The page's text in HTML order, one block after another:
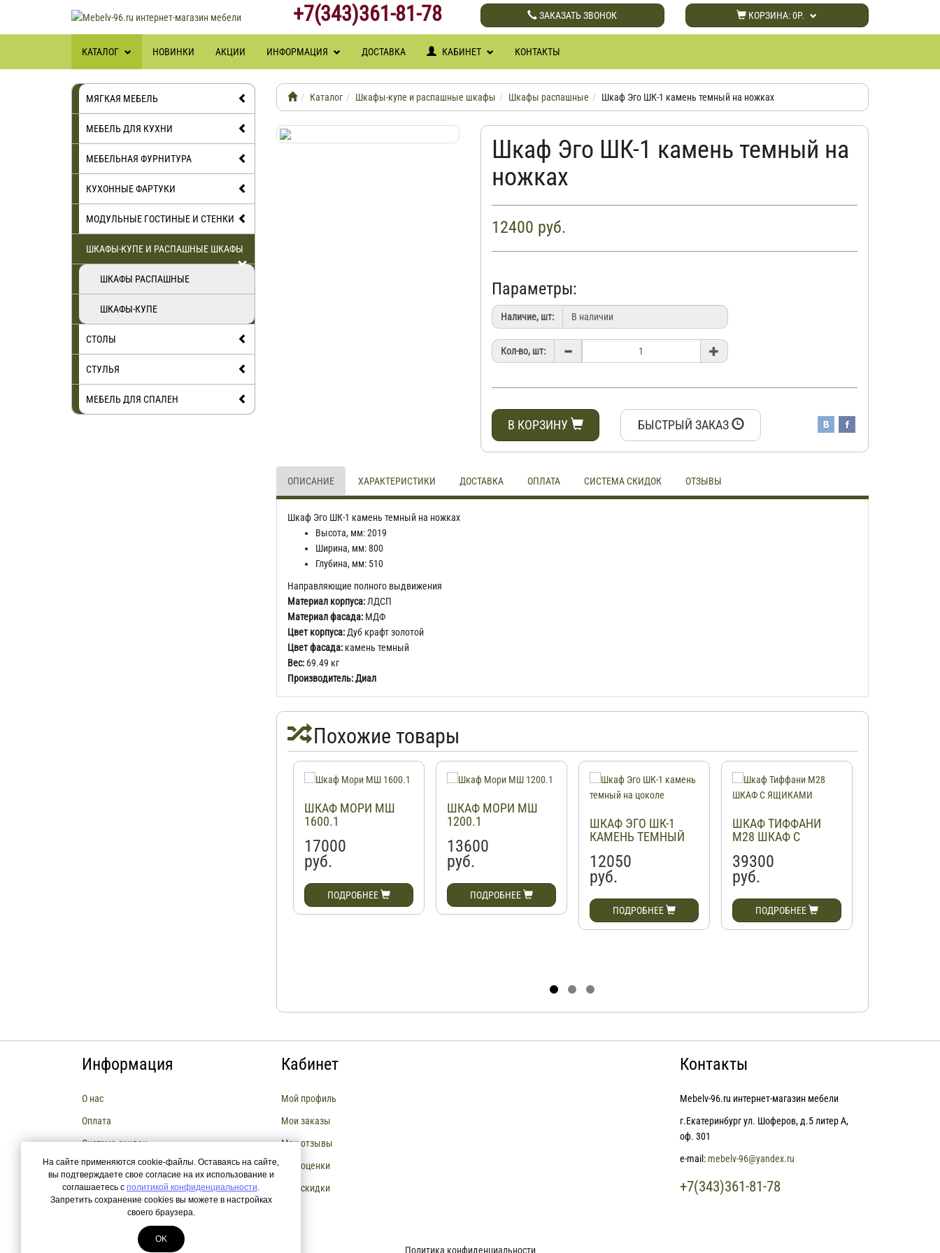
+7(343)361-81-78 ЗАКАЗАТЬ ЗВОНОК КОРЗИНА:0Р.
КАТАЛОГ НОВИНКИ АКЦИИ ИНФОРМАЦИЯ ДОСТАВКА КАБИНЕТ КОНТАКТЫ
МЯГКАЯ МЕБЕЛЬ
МЕБЕЛЬ ДЛЯ КУХНИ
МЕБЕЛЬНАЯ ФУРНИТУРА
КУХОННЫЕ ФАРТУКИ
МОДУЛЬНЫЕ ГОСТИНЫЕ И СТЕНКИ
ШКАФЫ-КУПЕ И РАСПАШНЫЕ ШКАФЫ
ШКАФЫ РАСПАШНЫЕ
ШКАФЫ-КУПЕ
СТОЛЫ
СТУЛЬЯ
МЕБЕЛЬ ДЛЯ СПАЛЕН
Каталог Шкафы-купе и распашные шкафы Шкафы распашные Шкаф Эго ШК-1 камень темный на ножках
Шкаф Эго ШК-1 камень темный на
ножках
12400 руб.
Параметры:
Наличие, шт:
Кол-во, шт:
В КОРЗИНУ БЫСТРЫЙ ЗАКАЗ
ОПИСАНИЕ ХАРАКТЕРИСТИКИ ДОСТАВКА ОПЛАТА СИСТЕМА СКИДОК ОТЗЫВЫ
Шкаф Эго ШК-1 камень темный на ножках
Высота, мм: 2019
Ширина, мм: 800
Глубина, мм: 510
Направляющие полного выдвижения
Материал корпуса:ЛДСП
Материал фасада:МДФ
Цвет корпуса:Дуб крафт золотой
Цвет фасада: камень темный
Вес:69.49 кг
Производитель: Диал
Похожие товары
ШКАФ МОРИ МШ
1600.1
17000
руб.
ПОДРОБНЕЕ
ШКАФ МОРИ МШ
1200.1
13600
руб.
ПОДРОБНЕЕ
ШКАФ ЭГО ШК-1
КАМЕНЬ ТЕМНЫЙ
12050
руб.
ПОДРОБНЕЕ
ШКАФ ТИФФАНИ
М28 ШКАФ С
39300
руб.
ПОДРОБНЕЕ
Информация
О нас
Оплата
Система скидок
Сборка мебели
Возврат и Обмен товара
РАССРОЧКА И КРЕДИТЫ
Кабинет
Мой профиль
Мои заказы
Мои отзывы
Мои оценки
Мои скидки
Контакты
Mebelv-96.ru интернет-магазин мебели
г.Екатеринбург ул. Шоферов, д.5 литер А,
оф. 301
e-mail: mebelv-96@yandex.ru
+7(343)361-81-78
Политика конфиденциальности
На сайте применяются cookie-файлы. Оставаясь на сайте,
вы подтверждаете свое согласие на их использование и
соглашаетесь с политикой конфиденциальности.
Запретить сохранение cookies вы можете в настройках
своего браузера.
OK